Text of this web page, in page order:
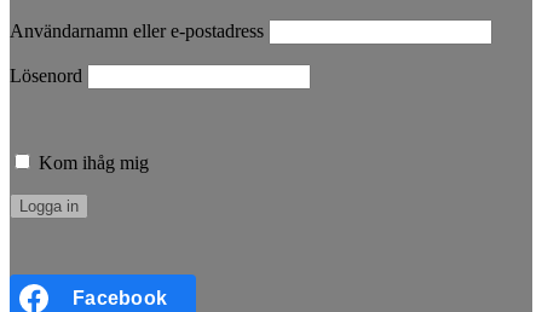
Användarnamn eller e-postadress
Lösenord
Kom ihåg mig
Facebook